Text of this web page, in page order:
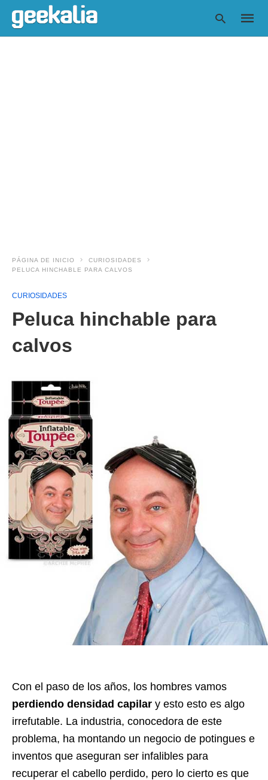
PÁGINA DE INICIO
CURIOSIDADES
PELUCA HINCHABLE PARA CALVOS
CURIOSIDADES
Peluca hinchable para
calvos
Con el paso de los años, los hombres vamos
perdiendo densidad capilar y esto esto es algo
irrefutable. La industria, conocedora de este
problema, ha montando un negocio de potingues e
inventos que aseguran ser infalibles para
recuperar el cabello perdido, pero lo cierto es que